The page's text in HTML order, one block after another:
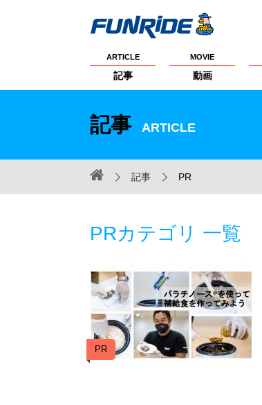
ARTICLE
記事
MOVIE
動画
記事 ARTICLE
記事 PR
PRカテゴリ 一覧
PR